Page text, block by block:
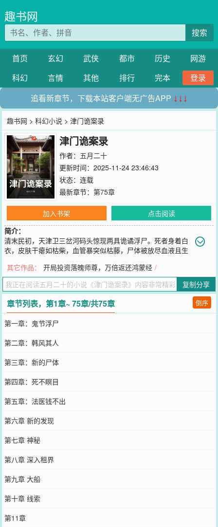
趣书网
搜索
首页 玄幻 武侠 都市 历史
网游
科幻
言情 其他 排行 完本
登录
追看新章节，下载本站客户端无广告APP ↓↓↓
趣书网 >科幻小说 > 津门诡案录
津门诡案录
作者： 五月二十
更新时间：2025-11-24 23:46:43
状态：连载
最新章节： 第75章
加入书架
点击阅读
简介：
清末民初，天津卫三岔河码头惊现两具诡谲浮尸。死者身着白
衣，皮肤干瘪如枯柴，血管暴突似枯藤，尸体被放尽血液且生
知识勘验，揭穿尸体异常，却陷入更深的迷雾——凶手为何抽干血
液？倒吊是否隐藏邪术？随着雨夜浮尸再现，码头漕帮秘辛、租界势
力暗涌逐渐浮出水面。鬼节异象叠加连环命案，韩风以江湖手段对抗
官僚体系，在科学与迷信的夹缝中揭开血色真相……
您要是觉得《 津门诡案录》还不错的话请不要忘记向您QQ群和微博微
信里的朋友推荐哦！
其它作品： 开局投资落魄师尊，万倍返还鸿蒙经 /
复制分享
章节列表，第1章~ 75章/共75章 倒序
第一章：鬼节浮尸
第二章：韩风其人
第三章：新的尸体
第四章：死不瞑目
第五章：法医钱不出
第六章 新的发现
第七章 神秘
第八章 深入租界​
第九章 大船
第十章 线索​
第11章